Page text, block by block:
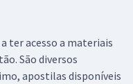
ter acesso a materiais
São diversos
apostilas disponíveis